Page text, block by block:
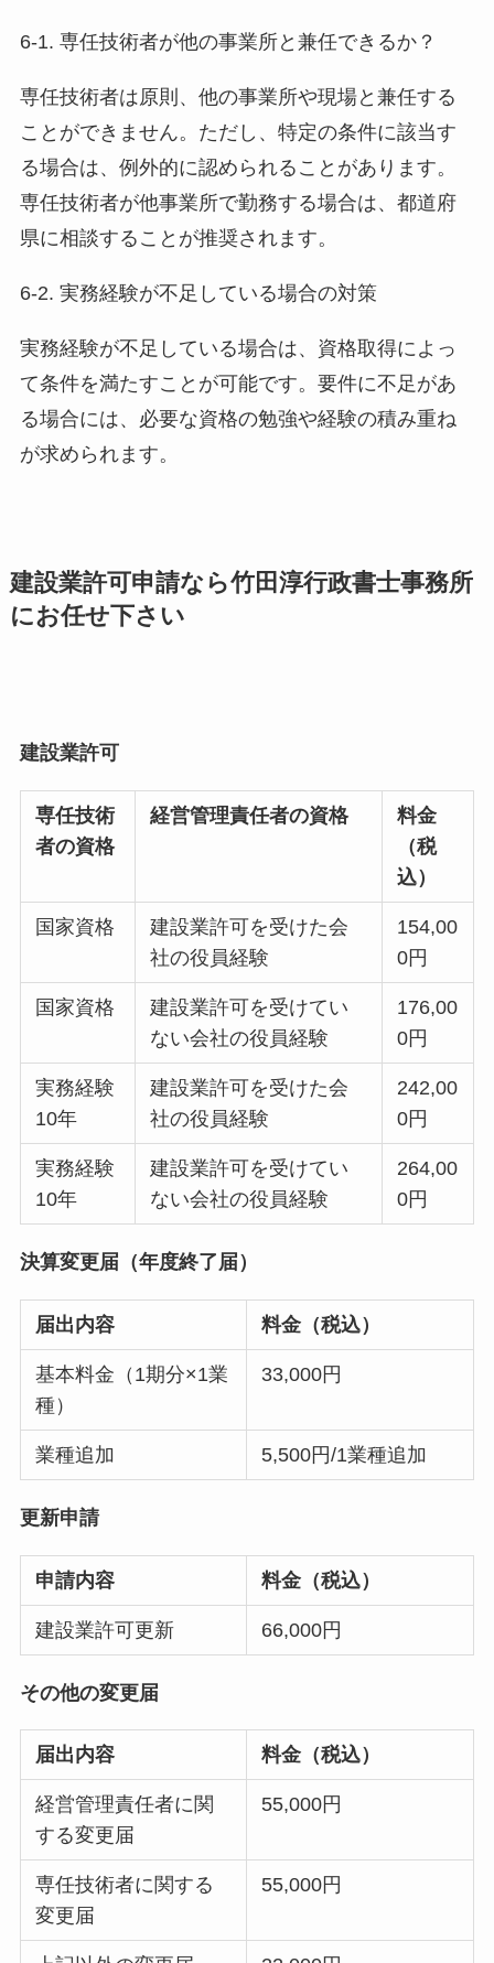
6-1. 専任技術者が他の事業所と兼任できるか？
専任技術者は原則、他の事業所や現場と兼任する
ことができません。ただし、特定の条件に該当す
る場合は、例外的に認められることがあります。
専任技術者が他事業所で勤務する場合は、都道府
県に相談することが推奨されます。
6-2. 実務経験が不足している場合の対策
実務経験が不足している場合は、資格取得によっ
て条件を満たすことが可能です。要件に不足があ
る場合には、必要な資格の勉強や経験の積み重ね
が求められます。
建設業許可申請なら竹田淳行政書士事務所
にお任せ下さい
建設業許可
専任技術
者の資格
経営管理責任者の資格
料金
（税
込）
国家資格
建設業許可を受けた会
社の役員経験
154,00
0円
国家資格
建設業許可を受けてい
ない会社の役員経験
176,00
0円
実務経験
10年
建設業許可を受けた会
社の役員経験
242,00
0円
実務経験
10年
建設業許可を受けてい
ない会社の役員経験
264,00
0円
決算変更届（年度終了届）
届出内容 料金（税込）
基本料金（1期分×1業
種）
33,000円
業種追加 5,500円/1業種追加
更新申請
申請内容 料金（税込）
建設業許可更新 66,000円
その他の変更届
届出内容 料金（税込）
経営管理責任者に関
する変更届
55,000円
専任技術者に関する
変更届
55,000円